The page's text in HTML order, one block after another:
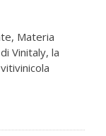
Materia
Vinitaly, la